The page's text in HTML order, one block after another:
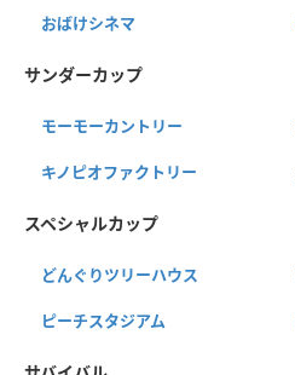
おばけシネマ
サンダーカップ
モーモーカントリー
キノピオファクトリー
スペシャルカップ
どんぐりツリーハウス
ピーチスタジアム